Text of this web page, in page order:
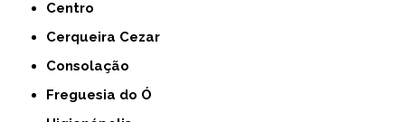
Centro
Cerqueira Cezar
Consolação
Freguesia do Ó